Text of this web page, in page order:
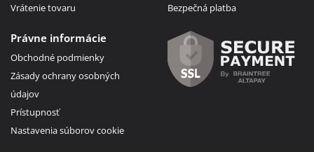
Vrátenie tovaru
Bezpečná platba
Právne informácie
Obchodné podmienky
Zásady ochrany osobných
údajov
Prístupnosť
Nastavenia súborov cookie